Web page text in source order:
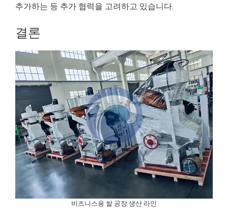
추가하는 등 추가 협력을 고려하고 있습니다.
결론
비즈니스용 쌀 공장 생산 라인